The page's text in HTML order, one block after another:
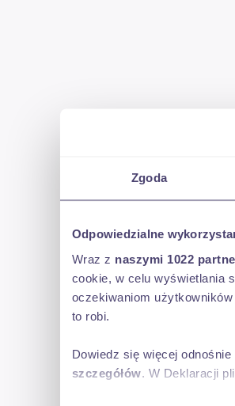
Zgoda
Odpowiedzialne
Wraz z naszymi 1022
cookie, w celu wyświetlania
oczekiwaniom
to robi.
Dowiedz się więcej
szczegółów. W Deklaracji